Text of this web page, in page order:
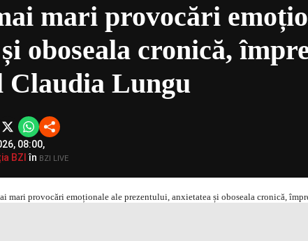
mari provocări
oboseala cronică,
Claudia Lungu
08:00,
BZI în BZI LIVE